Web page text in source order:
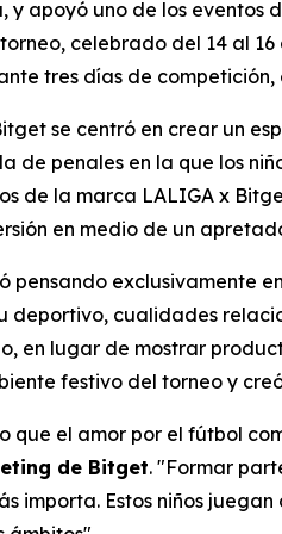
y apoyó uno de los eventos
celebrado del 14 al
tres días de
se centró en crear un
de penales en la que los
de la marca LALIGA x
en medio de un
pensando exclusivamente
deportivo, cualidades
en lugar de mostrar
festivo del torneo y
que el amor por el fútbol
de Bitget. "Formar
importa. Estos niños